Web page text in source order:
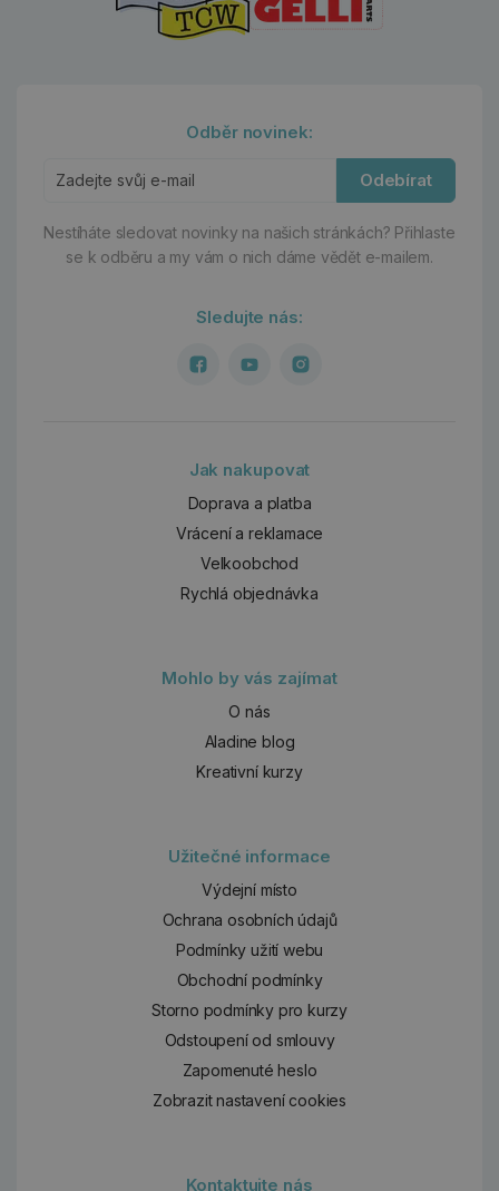
Odběr novinek:
Odebírat
Nestíháte sledovat novinky na našich stránkách? Přihlaste
se k odběru a my vám o nich dáme vědět e-mailem.
Sledujte nás:
Jak nakupovat
Doprava a platba
Vrácení a reklamace
Velkoobchod
Rychlá objednávka
Mohlo by vás zajímat
O nás
Aladine blog
Kreativní kurzy
Užitečné informace
Výdejní místo
Ochrana osobních údajů
Podmínky užití webu
Obchodní podmínky
Storno podmínky pro kurzy
Odstoupení od smlouvy
Zapomenuté heslo
Zobrazit nastavení cookies
Kontaktujte nás